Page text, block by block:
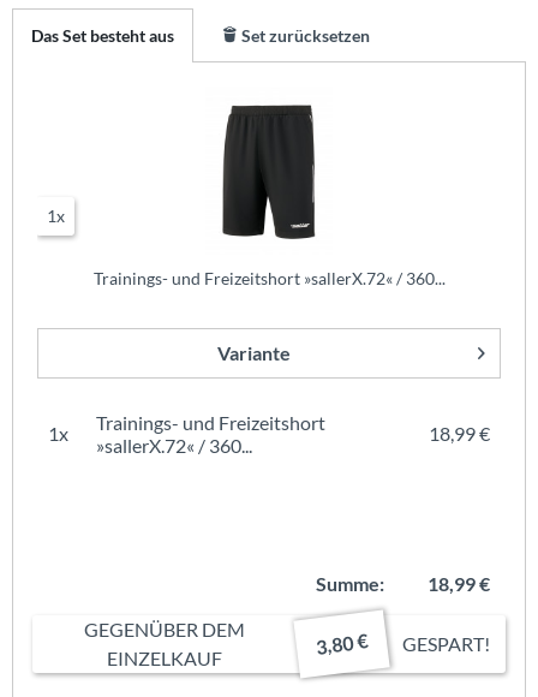
Das Set besteht aus Set zurücksetzen
1x
Trainings- und Freizeitshort »sallerX.72« / 360...
Variante
1x
Trainings- und Freizeitshort
»sallerX.72« / 360...
18,99 €
Summe:
18,99 €
GEGENÜBER DEM
EINZELKAUF
3,80 € GESPART!